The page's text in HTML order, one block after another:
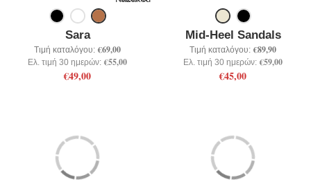
Sara
Τιμή καταλόγου: €69,00
Ελ. τιμή 30 ημερών: €55,00
€49,00
Mid-Heel Sandals
Τιμή καταλόγου: €89,90
Ελ. τιμή 30 ημερών: €59,00
€45,00